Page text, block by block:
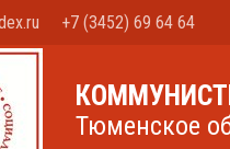
+7 (3452) 69 64 64
Тюменское